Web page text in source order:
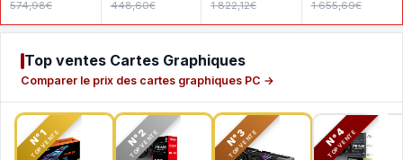
574,98€ 448,60€ 1 822,12€
OC SFF 16G
1 655,69€
Top ventes Cartes Graphiques
Comparer le prix des cartes graphiques PC →
N°1
TOP VENTE N°2
TOP VENTE N°3
TOP VENTE N°4
TOP VENTE